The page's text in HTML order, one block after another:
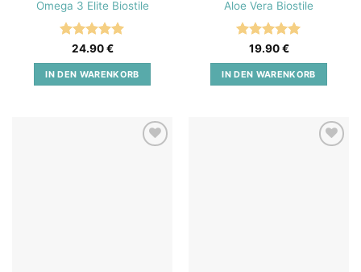
Omega 3 Elite Biostile
Bewertet
mit5von
5
24.90€
IN DEN WARENKORB
Aloe Vera Biostile
Bewertet
mit5von
5
19.90€
IN DEN WARENKORB